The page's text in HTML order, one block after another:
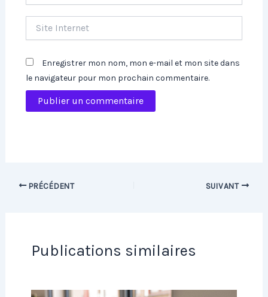
Internet
Enregistrer mon nom, mon e-mail et mon site dans
le navigateur pour mon prochain commentaire.
PRÉCÉDENT SUIVANT
Publications similaires